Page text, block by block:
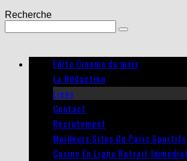
Recherche
Edito Cinema du mois
La Rédaction
Liens
Contact
Recrutement
Meilleurs Sites De Paris Sportifs
Casino En Ligne Retrait Immédiat